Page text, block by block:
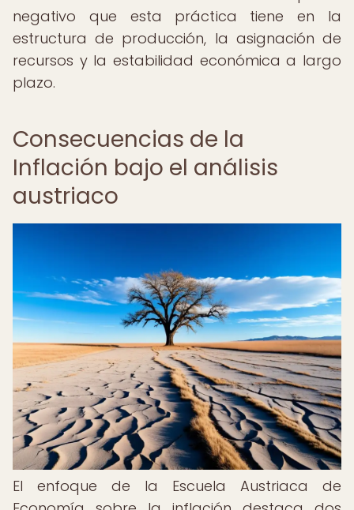
negativo que esta práctica tiene en la
estructura de producción, la asignación de
recursos y la estabilidad económica a largo
plazo.
Consecuencias de la
Inflación bajo el análisis
austriaco
El enfoque de la Escuela Austriaca de